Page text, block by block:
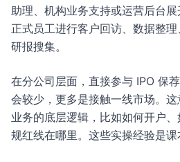
助理、机构业务支持或运营后台
正式员工进行客户回访、数据整
研报搜集。
在分公司层面，直接参与 IPO 保
会较少，更多是接触一线市场。
业务的底层逻辑，比如如何开户
规红线在哪里。这些实操经验是课